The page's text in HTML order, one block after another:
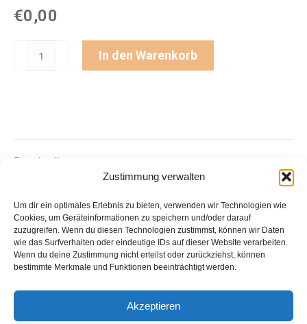
Zustimmung verwalten
Um dir ein optimales Erlebnis zu bieten, verwenden wir Technologien wie
Cookies, um Geräteinformationen zu speichern und/oder darauf
zuzugreifen. Wenn du diesen Technologien zustimmst, können wir Daten
wie das Surfverhalten oder eindeutige IDs auf dieser Website verarbeiten.
Wenn du deine Zustimmung nicht erteilst oder zurückziehst, können
bestimmte Merkmale und Funktionen beeinträchtigt werden.
Akzeptieren
€0,00
&
Tracking
Basic
Bundle
Menge
In den Warenkorb
Beschreibung
Dieses Produktpaket besteht aus einem Software &
Service-Paket (Infostars Asset GPS-Tracking Basic)
und einem GPS-Gerät (GPS-Tracker Battery Standard